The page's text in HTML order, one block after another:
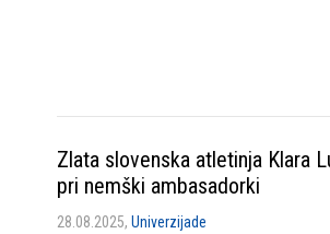
Zlata slovenska atletinja Klara
pri nemški ambasadorki
28.08.2025, Univerzijade